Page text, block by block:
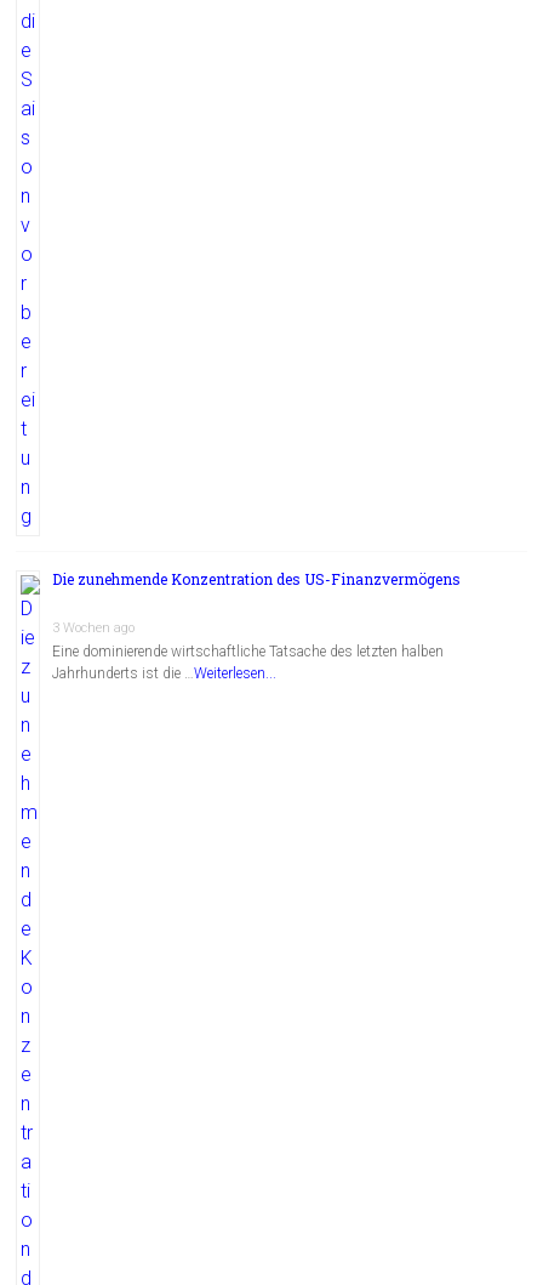
Die zunehmende Konzentration des US-Finanzvermögens
3 Wochen ago
Eine dominierende wirtschaftliche Tatsache des letzten halben
Jahrhunderts ist die …Weiterlesen...